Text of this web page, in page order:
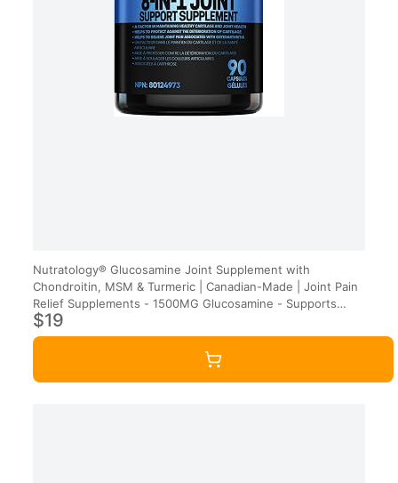
Nutratology® Glucosamine Joint Supplement with
Chondroitin, MSM & Turmeric | Canadian-Made | Joint Pain
Relief Supplements - 1500MG Glucosamine - Supports
Healthy Joints & Cartilage - 90 Capsules
$19